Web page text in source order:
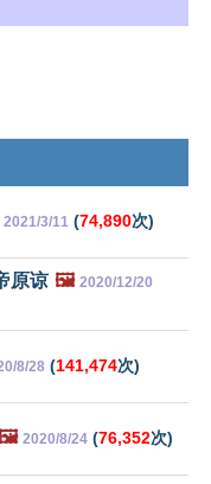
2021/3/11 (74,890次)
原谅 🖼️ 2020/12/20
8/28 (141,474次)
2020/8/24 (76,352次)